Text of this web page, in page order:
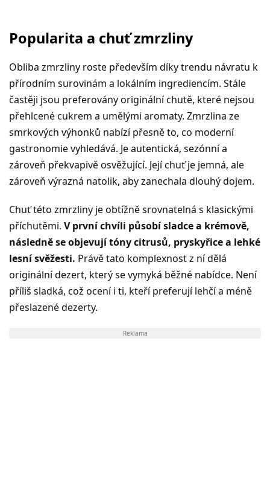
Popularita a chuť zmrzliny
Obliba zmrzliny roste především díky trendu návratu k
přírodním surovinám a lokálním ingrediencím. Stále
častěji jsou preferovány originální chutě, které nejsou
přehlcené cukrem a umělými aromaty. Zmrzlina ze
smrkových výhonků nabízí přesně to, co moderní
gastronomie vyhledává. Je autentická, sezónní a
zároveň překvapivě osvěžující. Její chuť je jemná, ale
zároveň výrazná natolik, aby zanechala dlouhý dojem.
Chuť této zmrzliny je obtížně srovnatelná s klasickými
příchutěmi. V první chvíli působí sladce a krémově,
následně se objevují tóny citrusů, pryskyřice a lehké
lesní svěžesti. Právě tato komplexnost z ní dělá
originální dezert, který se vymyká běžné nabídce. Není
příliš sladká, což ocení i ti, kteří preferují lehčí a méně
přeslazené dezerty.
Reklama